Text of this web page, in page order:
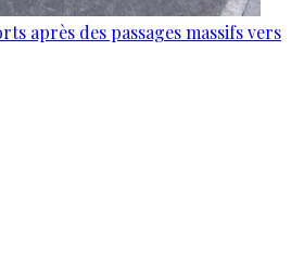
après des passages massifs vers